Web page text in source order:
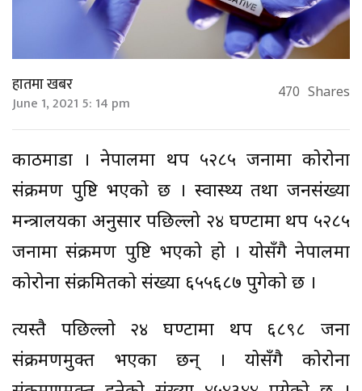
हातमा खबर
June 1, 2021 5: 14 pm 470 Shares
काठमाडौं । नेपालमा थप ५२८५ जनामा कोरोना
संक्रमण पुष्टि भएको छ । स्वास्थ्य तथा जनसंख्या
मन्त्रालयका अनुसार पछिल्लो २४ घण्टामा थप ५२८५
जनामा संक्रमण पुष्टि भएको हो । योसँगै नेपालमा
कोरोना संक्रमितको संख्या ६५५६८७ पुगेको छ ।
त्यस्तै पछिल्लो २४ घण्टामा थप ६८९८ जना
संक्रमणमुक्त भएका छन् । योसँगै कोरोना